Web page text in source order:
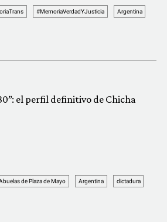
#MemoriaVerdadYJusticia Argentina
el perfil definitivo de Chicha
de Plaza de Mayo Argentina dictadura